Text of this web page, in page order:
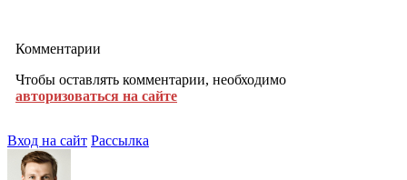
Комментарии
Чтобы оставлять комментарии, необходимо
авторизоваться на сайте
Вход на сайт Рассылка